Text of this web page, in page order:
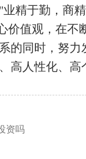
精于勤，商
价值观，在不
的同时，努力
高人性化、高
资吗